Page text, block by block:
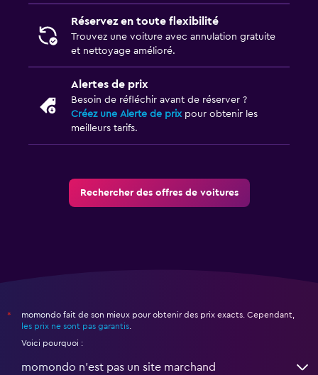
Réservez en toute flexibilité
Trouvez une voiture avec annulation gratuite
et nettoyage amélioré.
Alertes de prix
Besoin de réfléchir avant de réserver ?
Créez une Alerte de prixpour obtenir les
meilleurs tarifs.
Rechercher des offres de voitures
*
momondo fait de son mieux pour obtenir des prix exacts. Cependant,
les prix ne sont pas garantis.
Voici pourquoi :
momondo n'est pas un site marchand